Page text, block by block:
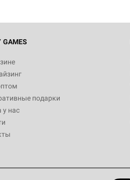
GAMES
подарки
у нас